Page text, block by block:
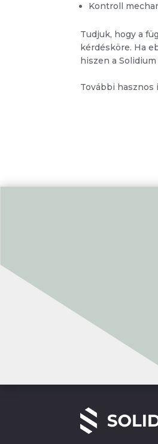
Kontroll
Tudjuk, hogy a
kérdésköre. Ha
hiszen a
További